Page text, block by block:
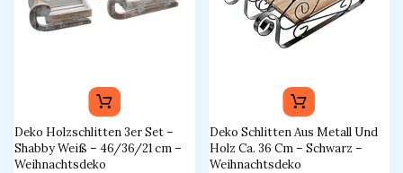
Deko Holzschlitten 3er Set –
Shabby Weiß – 46/36/21 Cm –
Weihnachtsdeko​
Deko Schlitten Aus Metall Und
Holz Ca. 36 Cm – Schwarz –
Weihnachtsdeko